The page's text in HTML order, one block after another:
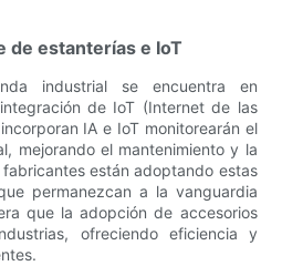
de estanterías e IoT
industrial se encuentra en
de IoT (Internet de las
IA e IoT monitorearán el
mejorando el mantenimiento y la
están adoptando estas
permanezcan a la vanguardia
que la adopción de accesorios
ofreciendo eficiencia y